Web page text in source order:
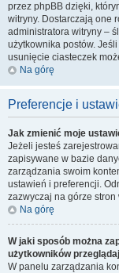
przez phpBB dzięki,
witryny. Dostarczają one
administratora witryny –
użytkownika postów.
usunięcie ciasteczek
Na górę
Preferencje i
Jak zmienić moje
Jeżeli jesteś
zapisywane w bazie
zarządzania swoim
ustawień i preferencji.
zazwyczaj na górze stron
Na górę
W jaki sposób można
użytkowników
W panelu zarządzania